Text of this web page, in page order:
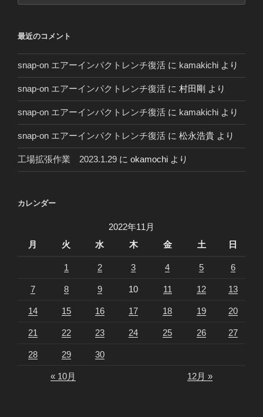
年
～
最近のコメント
snap-on エアーインパクトレンチ復活 に kamakichi より
snap-on エアーインパクトレンチ復活 に 村田剛 より
snap-on エアーインパクトレンチ復活 に kamakichi より
snap-on エアーインパクトレンチ復活 に 松永浩貴 より
工場拡張作業 2023.1.29 に okamochi より
カレンダー
2022年11月
月
火 水 木 金 土 日
1 2 3 4 5 6
7 8 9 10 11 12 13
14 15 16 17 18 19 20
21 22 23 24 25 26 27
28 29 30
« 10月 12月 »